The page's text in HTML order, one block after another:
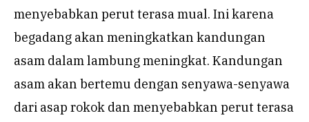
menyebabkan perut terasa mual. Ini karena
begadang akan meningkatkan kandungan
asam dalam lambung meningkat. Kandungan
asam akan bertemu dengan senyawa-senyawa
dari asap rokok dan menyebabkan perut terasa